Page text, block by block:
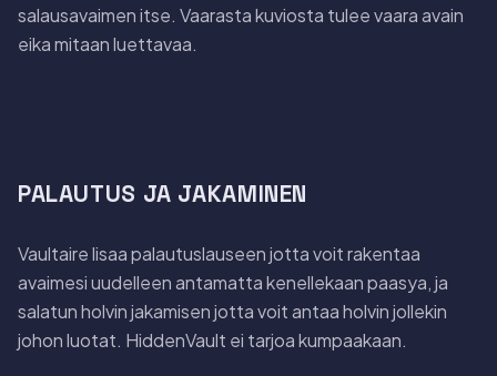
salausavaimen itse. Vaarasta kuviosta tulee vaara avain
eika mitaan luettavaa.
PALAUTUS JA JAKAMINEN
Vaultaire lisaa palautuslauseen jotta voit rakentaa
avaimesi uudelleen antamatta kenellekaan paasya, ja
salatun holvin jakamisen jotta voit antaa holvin jollekin
johon luotat. HiddenVault ei tarjoa kumpaakaan.